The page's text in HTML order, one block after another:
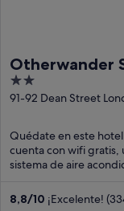
Otherwander
(ADULTS ONLY)
2
out
5
91-92 Dean Street
Quédate en este hotel
cuenta con wifi gratis,
sistema de aire
8,8/10 ¡Excelente!